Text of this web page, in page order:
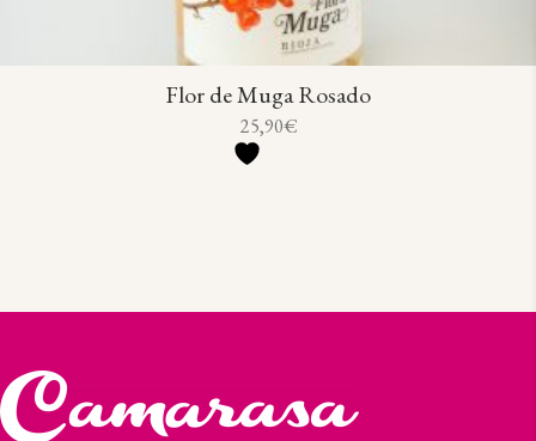
Flor de Muga Rosado
25,90€